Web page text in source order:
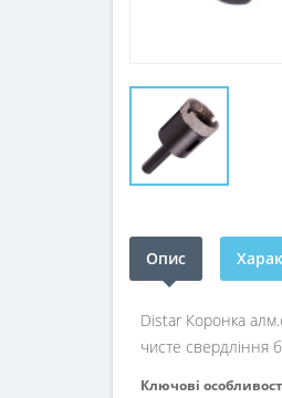
Опис
Distar Коронка
чисте свердління
Ключові